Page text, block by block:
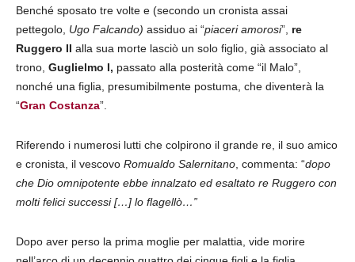
Benché sposato tre volte e (secondo un cronista assai
pettegolo, Ugo Falcando) assiduo ai “piaceri amorosi”, re
Ruggero II alla sua morte lasciò un solo figlio, già associato al
trono, Guglielmo I, passato alla posterità come “il Malo”,
nonché una figlia, presumibilmente postuma, che diventerà la
“Gran Costanza”.
Riferendo i numerosi lutti che colpirono il grande re, il suo amico
e cronista, il vescovo Romualdo Salernitano , commenta: “dopo
che Dio omnipotente ebbe innalzato ed esaltato re Ruggero con
molti felici successi[…] lo flagellò…”
Dopo aver perso la prima moglie per malattia, vide morire